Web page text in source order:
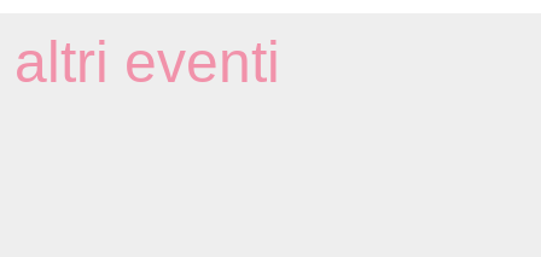
altri eventi